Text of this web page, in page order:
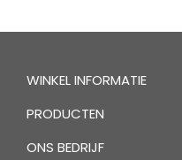
WINKEL INFORMATIE
PRODUCTEN
ONS BEDRIJF